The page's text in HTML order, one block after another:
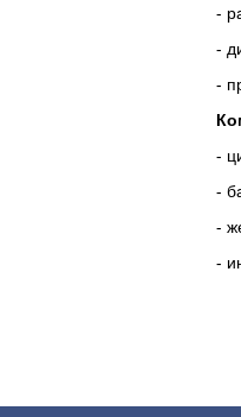
-
-
-
-
-
-
-